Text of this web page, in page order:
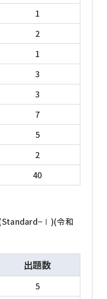
なりますが、受験年
程度という場合が
を引き上げる市が増
齢要件のほかに、
に居住または居住
ます。
験日程などが市
が、事務系の試験
下のパターンに分類
1
2
1
3
3
7
5
2
40
令和
出題数
5